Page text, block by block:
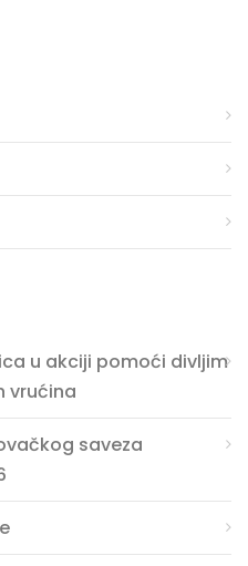
u akciji pomoći divljim
vrućina
saveza